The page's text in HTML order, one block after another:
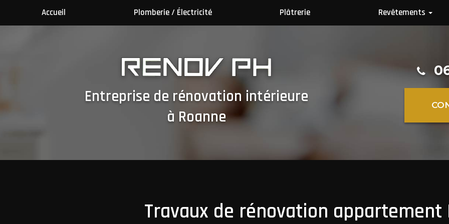
Accueil Plomberie / Électricité Plâtrerie Revêtements
Entreprise de rénovation intérieure
à Roanne
Travaux de rénovation appartement